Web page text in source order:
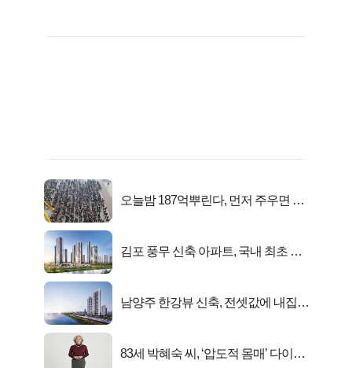
오늘밤 187억뿌린다, 먼저 주우면 최
김포 풍무 신축 아파트, 국내 최초 반
남양주 한강뷰 신축, 전셋값에 내집마
83세 박혜숙 씨, ‘압도적 몸매’ 다이어